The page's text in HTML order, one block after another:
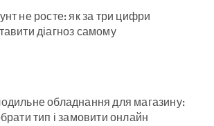
не росте: як за три цифри
діагноз самому
обладнання для магазину:
тип і замовити онлайн